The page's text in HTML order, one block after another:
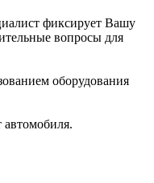
фиксирует Вашу
вопросы для
оборудования